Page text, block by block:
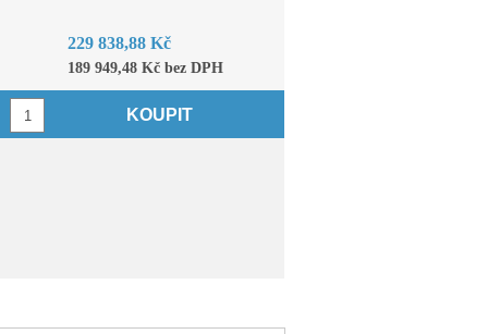
229 838,88 Kč
189 949,48 Kč bez DPH
KOUPIT